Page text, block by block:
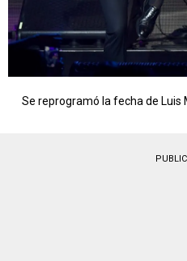
Se reprogramó la fecha de Luis